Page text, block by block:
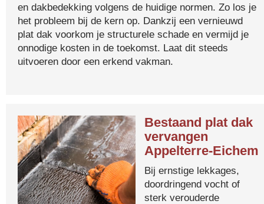
en dakbedekking volgens de huidige normen. Zo los je
het probleem bij de kern op. Dankzij een vernieuwd
plat dak voorkom je structurele schade en vermijd je
onnodige kosten in de toekomst. Laat dit steeds
uitvoeren door een erkend vakman.
Bestaand plat dak
vervangen
Appelterre-Eichem
Bij ernstige lekkages,
doordringend vocht of
sterk verouderde